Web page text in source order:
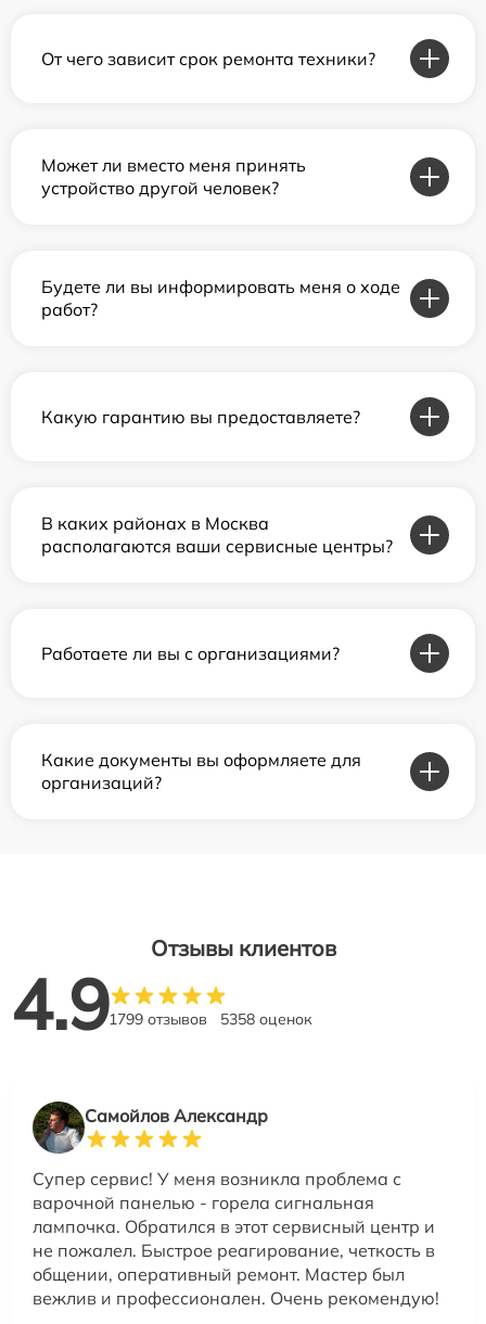
От чего зависит срок ремонта техники?
Может ли вместо меня принять
устройство другой человек?
Будете ли вы информировать меня о ходе
работ?
Какую гарантию вы предоставляете?
В каких районах в Москва
располагаются ваши сервисные центры?
Работаете ли вы с организациями?
Какие документы вы оформляете для
организаций?
Отзывы клиентов
4.91799 отзывов 5358 оценок
Самойлов Александр
Супер сервис! У меня возникла проблема с
варочной панелью - горела сигнальная
лампочка. Обратился в этот сервисный центр и
не пожалел. Быстрое реагирование, четкость в
общении, оперативный ремонт. Мастер был
вежлив и профессионален. Очень рекомендую!